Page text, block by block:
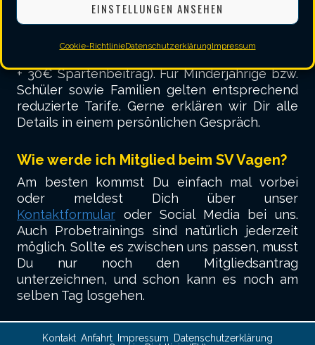
EINSTELLUNGEN ANSEHEN
Cookie-RichtlinieDatenschutzerklärungImpressum
Bist du also beispielsweiße volljährig (Ü18) und
möchtest bei uns Darts spielen, so beträgt die
+ 30€ Spartenbeitrag). Für Minderjährige bzw.
Schüler sowie Familien gelten entsprechend
reduzierte Tarife. Gerne erklären wir Dir alle
Details in einem persönlichen Gespräch.
Wie werde ich Mitglied beim SV Vagen?
Am besten kommst Du einfach mal vorbei
oder meldest Dich über unser
Kontaktformular oder Social Media bei uns.
Auch Probetrainings sind natürlich jederzeit
möglich. Sollte es zwischen uns passen, musst
Du nur noch den Mitgliedsantrag
unterzeichnen, und schon kann es noch am
selben Tag losgehen.
Kontakt Anfahrt Impressum
Datenschutzerklärung